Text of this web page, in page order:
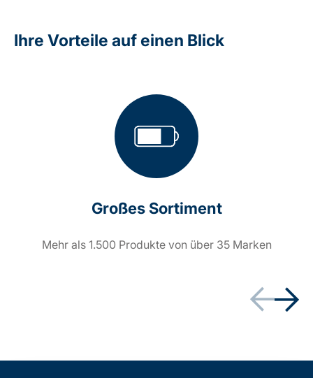
Ihre Vorteile auf einen Blick
Großes Sortiment
Mehr als 1.500 Produkte von über 35 Marken